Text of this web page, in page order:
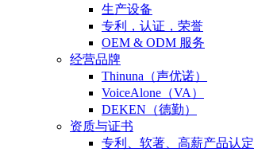
生产设备
专利，认证，荣誉
OEM & ODM 服务
经营品牌
Thinuna（声优诺）
VoiceAlone（VA）
DEKEN（德勤）
资质与证书
专利、软著、高薪产品认定